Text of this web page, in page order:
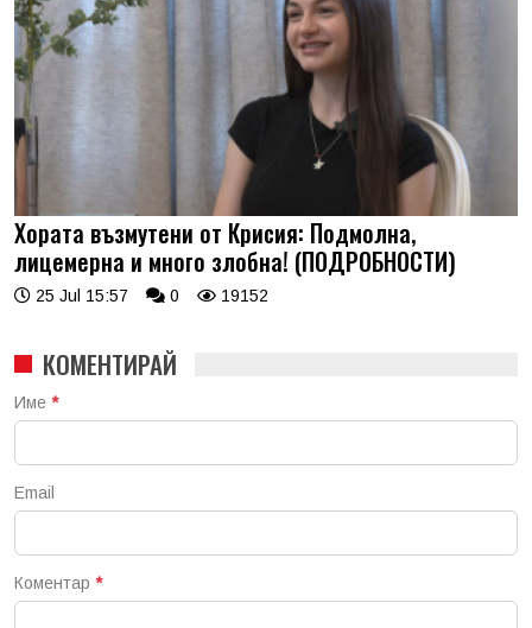
Хората възмутени от Крисия: Подмолна,
лицемерна и много злобна! (ПОДРОБНОСТИ)
25 Jul 15:57 0 19152
КОМЕНТИРАЙ
Име *
Email
Коментар *